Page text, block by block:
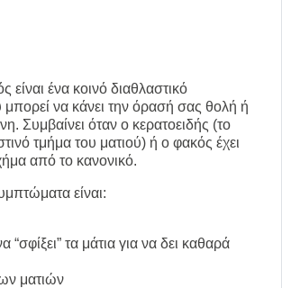
είναι ένα κοινό διαθλαστικό
να κάνει την όρασή σας θολή ή
Συμβαίνει όταν ο κερατοειδής (το
τμήμα του ματιού) ή ο φακός έχει
από το κανονικό.
είναι:
“σφίξει” τα μάτια για να δει καθαρά
ματιών